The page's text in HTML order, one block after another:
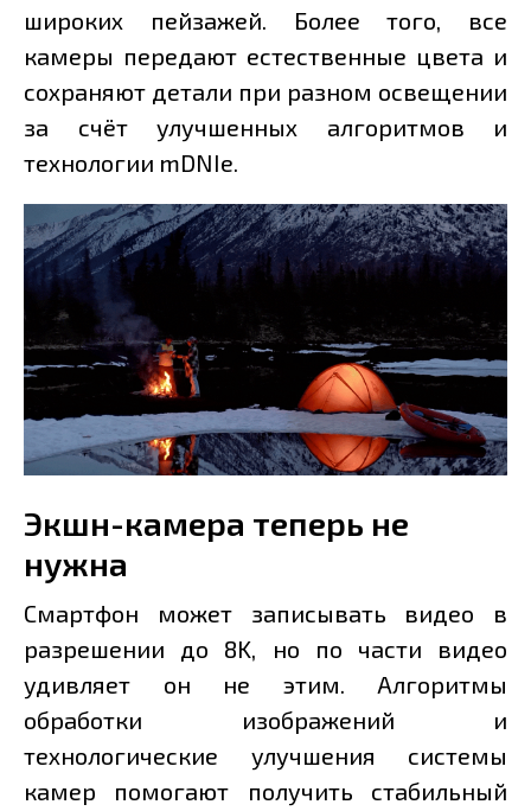
широких пейзажей. Более того, все
камеры передают естественные цвета и
сохраняют детали при разном освещении
за счёт улучшенных алгоритмов и
технологии mDNIe.
Экшн-камера теперь не
нужна
Смартфон может записывать видео в
разрешении до 8K, но по части видео
удивляет он не этим. Алгоритмы
обработки изображений и
технологические улучшения системы
камер помогают получить стабильный